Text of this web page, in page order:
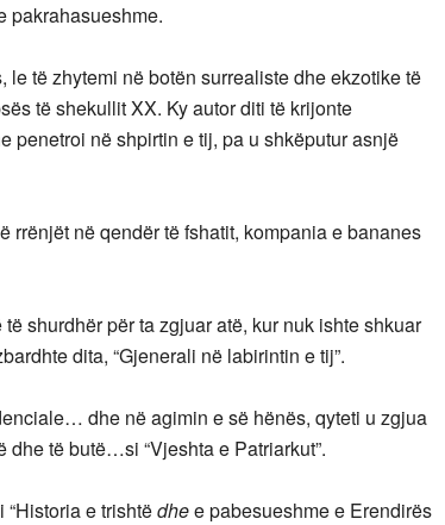
pakrahasueshme.
të zhytemi në botën surrealiste dhe ekzotike të
të shekullit XX. Ky autor diti të krijonte
penetroi në shpirtin e tij, pa u shkëputur asnjë
rrënjët në qendër të fshatit, kompania e bananes
shurdhër për ta zgjuar atë, kur nuk ishte shkuar
dita, “Gjenerali në labirintin e tij”.
dhe në agimin e së hënës, qyteti u zgjua
të butë…si “Vjeshta e Patriarkut”.
e trishtëdhee pabesueshme e Erendirës